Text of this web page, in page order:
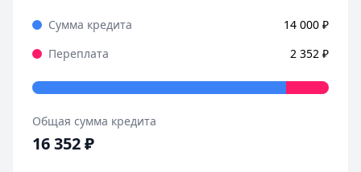
Сумма кредита 14 000 ₽
Переплата
2 352 ₽
Общая сумма кредита
16 352₽